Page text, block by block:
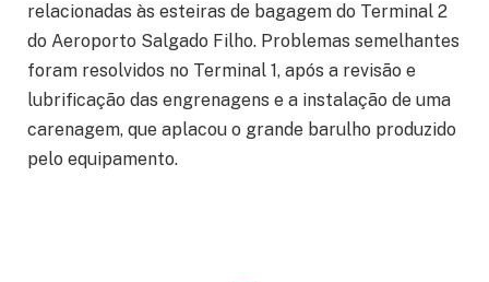
relacionadas às esteiras de bagagem do Terminal 2
do Aeroporto Salgado Filho. Problemas semelhantes
foram resolvidos no Terminal 1, após a revisão e
lubrificação das engrenagens e a instalação de uma
carenagem, que aplacou o grande barulho produzido
pelo equipamento.